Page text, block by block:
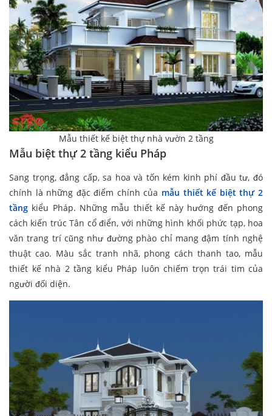
Mẫu thiết kế biệt thự nhà vườn 2 tầng
Mẫu biệt thự 2 tầng kiểu Pháp
Sang trọng, đẳng cấp, sa hoa và tốn kém kinh phí đầu tư, đó
chính là những đặc điểm chính của mẫu thiết kế biệt thự 2
tầng kiểu Pháp. Những mẫu thiết kế này hướng đến phong
cách kiến trúc Tân cổ điển, với những hình khối phức tạp, hoa
văn trang trí cũng như đường phào chỉ mang đậm tính nghệ
thuật cao. Màu sắc tranh nhã, phong cách thanh tao, mẫu
thiết kế nhà 2 tầng kiểu Pháp luôn chiếm trọn trái tim của
người đối diện.